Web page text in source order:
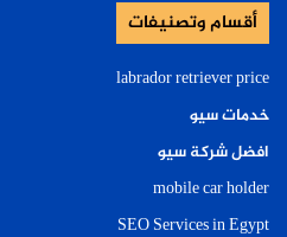
أقسام وتصنيفات
labrador retriever price
خدمات سيو
افضل شركة سيو
mobile car holder
SEO Services in Egypt